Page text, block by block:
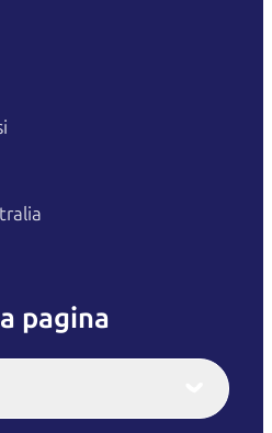
pagina
Italiano